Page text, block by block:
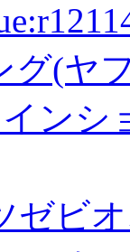
グ(ヤ
ンシ
ゼビ